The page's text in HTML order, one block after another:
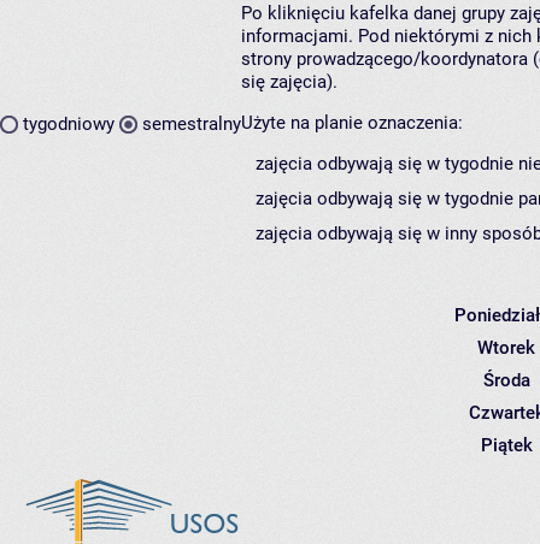
tygodniowy semestralny
Po kliknięciu kafelka danej grupy
informacjami. Pod niektórymi z nich
strony prowadzącego/koordynatora
się zajęcia).
Użyte na planie oznaczenia:
zajęcia odbywają się w tygodnie
zajęcia odbywają się w tygodnie
zajęcia odbywają się w inny
Wtorek
Środa
Piątek